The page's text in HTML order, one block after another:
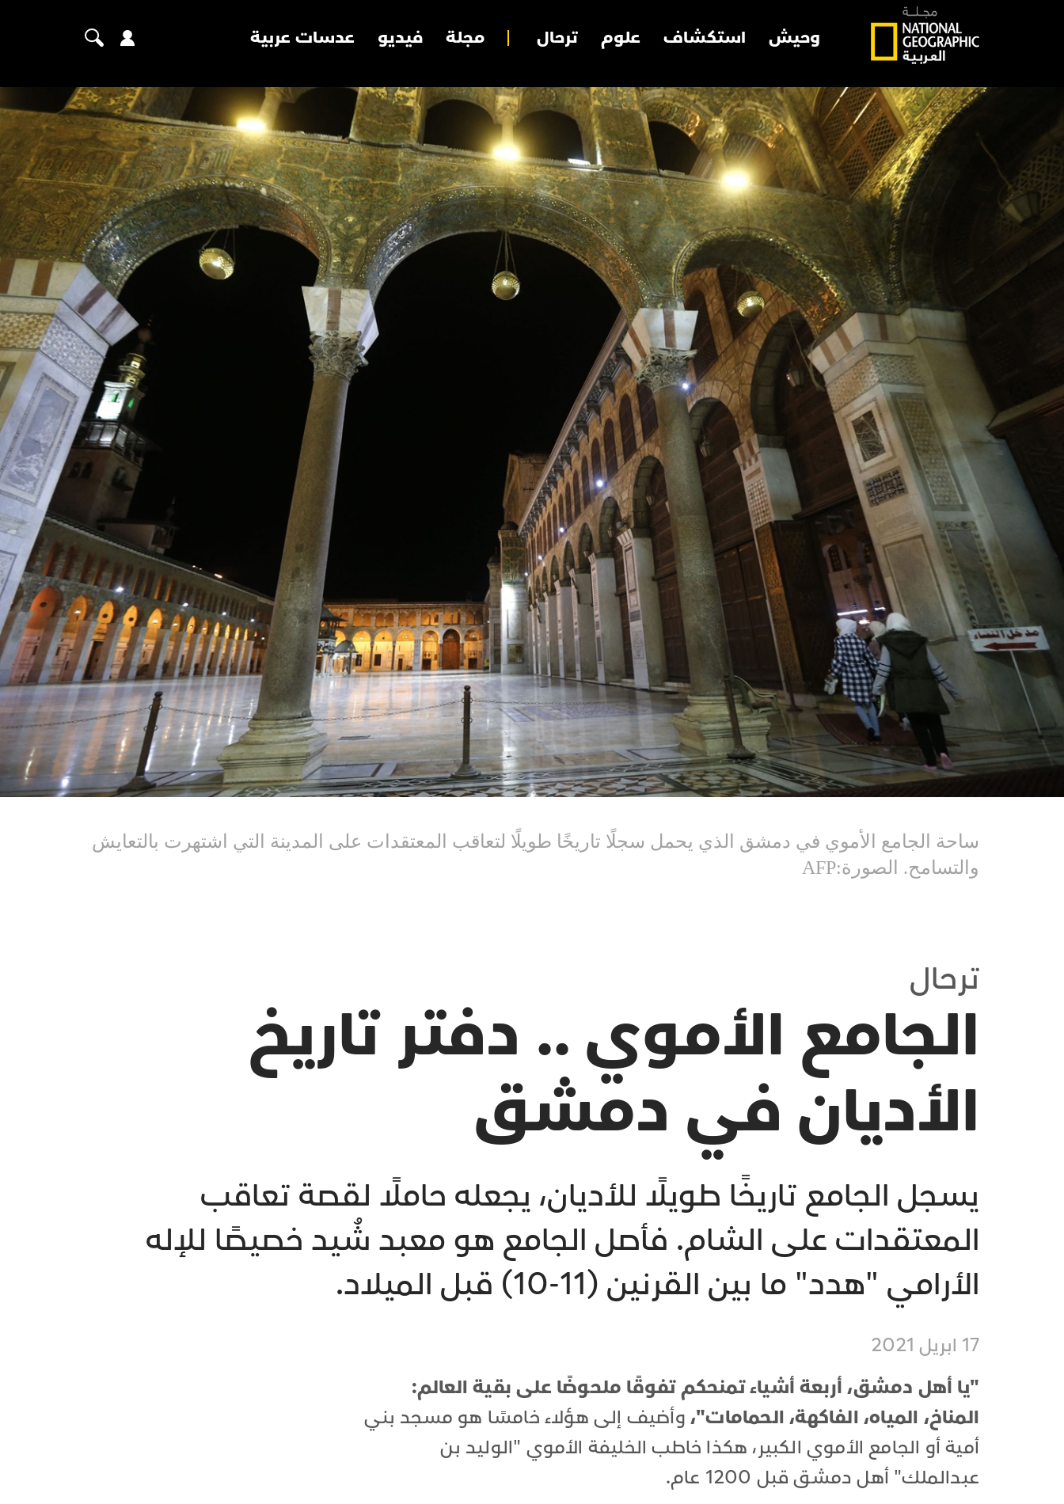
وحيش استكشاف علوم ترحال مجلة فيديو عدسات عربية
ساحة الجامع الأموي في دمشق الذي يحمل سجلًا تاريخًا طويلًا لتعاقب المعتقدات على المدينة التي اشتهرت بالتعايش
والتسامح. الصورة:AFP
ترحال
الجامع الأموي .. دفتر تاريخ
الأديان في دمشق
يسجل الجامع تاريخًا طويلًا للأديان، يجعله حاملًا لقصة تعاقب
المعتقدات على الشام. فأصل الجامع هو معبد شُيد خصيصًا للإله
الأرامي "هدد" ما بين القرنين (11-10) قبل الميلاد.
17 ابريل 2021
"يا أهل دمشق، أربعة أشياء تمنحكم تفوقًا ملحوضًا على بقية العالم:
المناخ، المياه، الفاكهة، الحمامات"،وأضيف إلى هؤلاء خامسًا هو مسجد بني
أمية أو الجامع الأموي الكبير، هكذا خاطب الخليفة الأموي "الوليد بن
عبدالملك" أهل دمشق قبل 1200 عام.